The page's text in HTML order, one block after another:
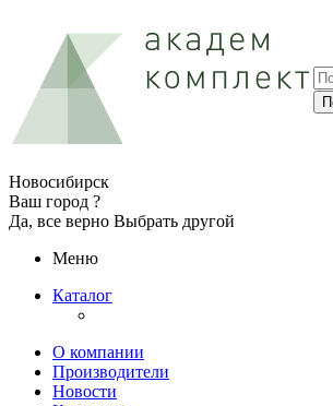
Новосибирск
Ваш город ?
Да, все верно Выбрать другой
Меню
Каталог
О компании
Производители
Новости